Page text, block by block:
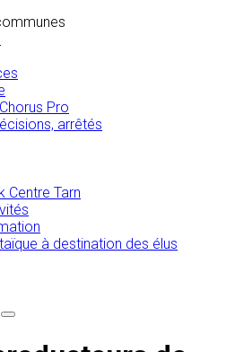
Pro
arrêtés
Centre Tarn
à destination des élus